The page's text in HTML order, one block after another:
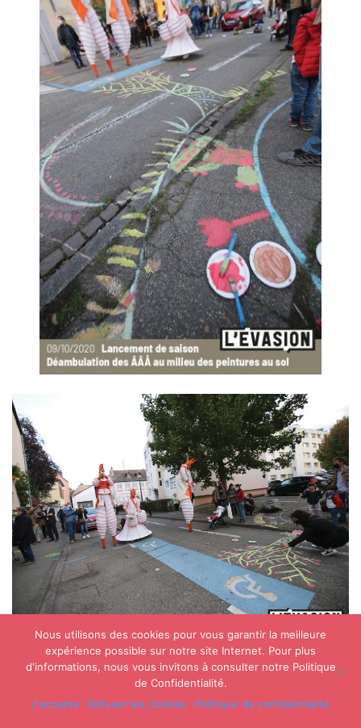
Nous utilisons des cookies pour vous garantir la meilleure
expérience possible sur notre site Internet. Pour plus
d'informations, nous vous invitons à consulter notre Politique
de Confidentialité.
J'accepte
Refuser les cookies Politique de confidentialité